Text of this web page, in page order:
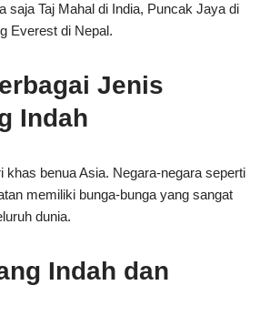
saja Taj Mahal di India, Puncak Jaya di
Everest di Nepal.
Jenis
Indah
khas benua Asia. Negara-negara seperti
memiliki bunga-bunga yang sangat
dunia.
Indah dan